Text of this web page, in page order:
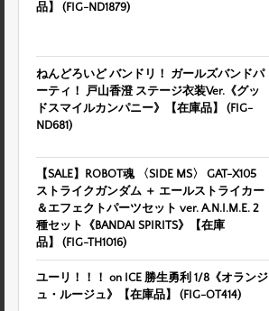
品】 (FIG-ND1879)
ねんどろいど バンドリ！ ガールズバンドパ
ーティ！ 戸山香澄 ステージ衣装Ver.《グッ
ドスマイルカンパニー》【在庫品】 (FIG-
ND681)
【SALE】ROBOT魂 〈SIDE MS〉 GAT-X105
ストライクガンダム ＋ エールストライカー
＆エフェクトパーツセット ver. A.N.I.M.E. 2
種セット《BANDAI SPIRITS》【在庫
品】 (FIG-TH1016)
ユーリ！！！ on ICE 勝生勇利 1/8《オランジ
ュ・ルージュ》【在庫品】 (FIG-OT414)